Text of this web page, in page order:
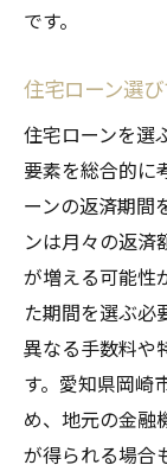
予算
ント
住宅
安心
ロー
家計
金利の仕
金利
将来
経済
です。
住宅ローン選
住宅ローンを選
要素を総合的に
ーンの返済期間
ンは月々の返済
が増える可能性
た期間を選ぶ必
異なる手数料や
す。愛知県岡崎
め、地元の金融
が得られる場合